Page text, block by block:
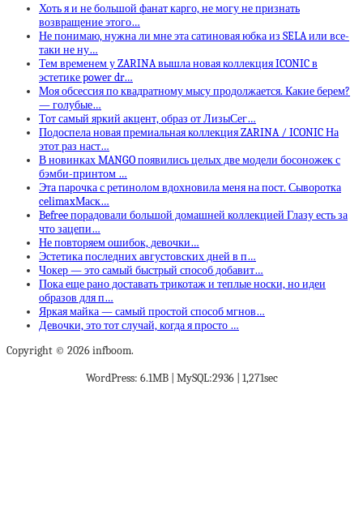
Хоть я и не большой фанат карго, не могу не признать
возвращение этого…
Не понимаю, нужна ли мне эта сатиновая юбка из SELA или все-
таки не ну…
Тем временем у ZARINA вышла новая коллекция ICONIC в
эстетике power dr…
Моя обсессия по квадратному мысу продолжается. Какие берем?
— голубые…
Тот самый яркий акцент, образ от ЛизыСег…
Подоспела новая премиальная коллекция ZARINA / ICONIC На
этот раз наст…
В новинках MANGO появились целых две модели босоножек с
бэмби-принтом …
Эта парочка с ретинолом вдохновила меня на пост. Сыворотка
celimaxМаск…
Befree порадовали большой домашней коллекцией Глазу есть за
что зацепи…
Не повторяем ошибок, девочки…
Эстетика последних августовских дней в п…
Чокер — это самый быстрый способ добавит…
Пока еще рано доставать трикотаж и теплые носки, но идеи
образов для п…
Яркая майка — самый простой способ мгнов…
Девочки, это тот случай, когда я просто …
Copyright © 2026 infboom.
WordPress: 6.1MB | MySQL:2936 | 1,271sec